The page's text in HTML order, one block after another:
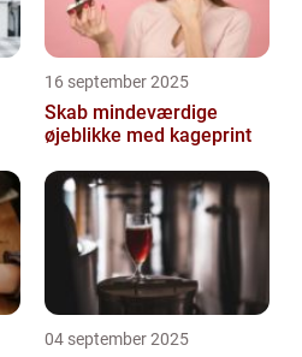
16 september 2025
Skab mindeværdige
øjeblikke med kageprint
04 september 2025